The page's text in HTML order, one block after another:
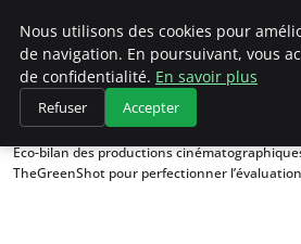
Accueil
Politiques environnementales
Éco-bilan des productions
TheGreenShot pour perfectionner
Nous utilisons des cookies pour
de navigation. En poursuivant, vous
de confidentialité. En savoir plus
Refuser Accepter